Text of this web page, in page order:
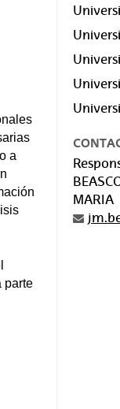
a
parte
MARIA